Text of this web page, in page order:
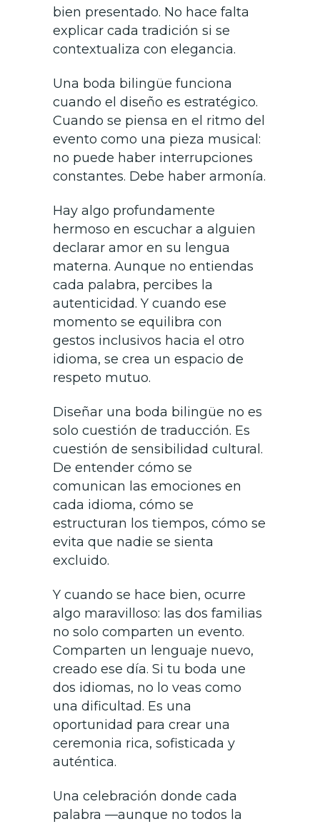
bien presentado. No hace falta
explicar cada tradición si se
contextualiza con elegancia.
Una boda bilingüe funciona
cuando el diseño es estratégico.
Cuando se piensa en el ritmo del
evento como una pieza musical:
no puede haber interrupciones
constantes. Debe haber armonía.
Hay algo profundamente
hermoso en escuchar a alguien
declarar amor en su lengua
materna. Aunque no entiendas
cada palabra, percibes la
autenticidad. Y cuando ese
momento se equilibra con
gestos inclusivos hacia el otro
idioma, se crea un espacio de
respeto mutuo.
Diseñar una boda bilingüe no es
solo cuestión de traducción. Es
cuestión de sensibilidad cultural.
De entender cómo se
comunican las emociones en
cada idioma, cómo se
estructuran los tiempos, cómo se
evita que nadie se sienta
excluido.
Y cuando se hace bien, ocurre
algo maravilloso: las dos familias
no solo comparten un evento.
Comparten un lenguaje nuevo,
creado ese día. Si tu boda une
dos idiomas, no lo veas como
una dificultad. Es una
oportunidad para crear una
ceremonia rica, sofisticada y
auténtica.
Una celebración donde cada
palabra —aunque no todos la